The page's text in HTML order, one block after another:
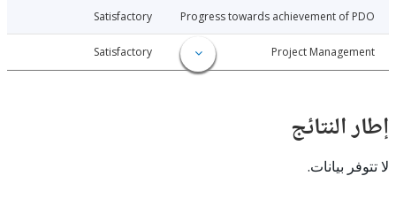
Progress towards achievement of
Satisfactory
Project
Satisfactory
بيانات.